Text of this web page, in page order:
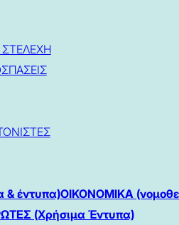
& έντυπα)ΟΙΚΟΝΟΜΙΚΑ
(Χρήσιμα Έντυπα)